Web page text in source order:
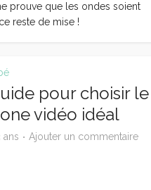
prouve que les ondes soient
reste de mise !
pour choisir le
vidéo idéal
ans Ajouter un commentaire